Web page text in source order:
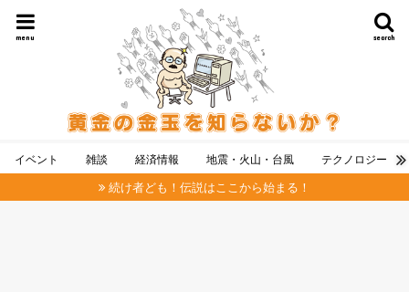
search
menu
イベント 雑談 経済情報 地震・火山・台風 テクノロジー
続け者ども！伝説はここから始まる！